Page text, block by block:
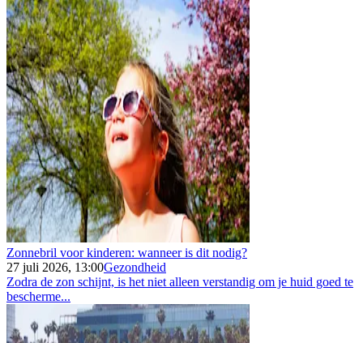
Zonnebril voor kinderen: wanneer is dit nodig?
27 juli 2026, 13:00Gezondheid
Zodra de zon schijnt, is het niet alleen verstandig om je huid goed te
bescherme...